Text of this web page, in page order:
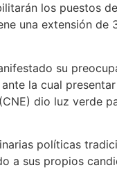
los puestos
una extensión de
su
la cual
dio luz verde
políticas
a sus propios